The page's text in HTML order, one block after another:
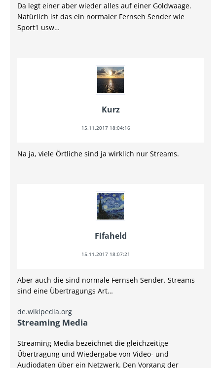
Da legt einer aber wieder alles auf einer Goldwaage.
Natürlich ist das ein normaler Fernseh Sender wie
Sport1 usw…
Kurz
15.11.2017 18:04:16
Na ja, viele Örtliche sind ja wirklich nur Streams.
Fifaheld
15.11.2017 18:07:21
Aber auch die sind normale Fernseh Sender. Streams
sind eine Übertragungs Art…
de.wikipedia.org
Streaming Media
Streaming Media bezeichnet die gleichzeitige
Übertragung und Wiedergabe von Video- und
Audiodaten über ein Netzwerk. Den Vorgang der